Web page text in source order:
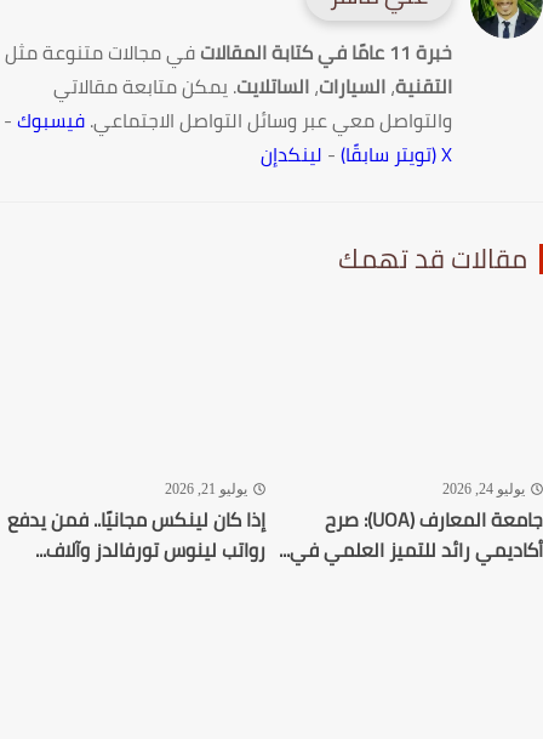
خبرة 11 عامًا في كتابة المقالات
في مجالات متنوعة مثل
التقنية،السيارات،الساتلايت. يمكن متابعة مقالاتي
والتواصل معي عبر وسائل التواصل الاجتماعي.فيسبوك-
-لينكدإن
قد تهمك
24, 2026
جامعة المعارف (UOA): صرح
رائد للتميز العلمي في...
يوليو 21, 2026
إذا كان لينكس مجانيًا.. فمن يدفع
رواتب لينوس تورفالدز وآلاف...